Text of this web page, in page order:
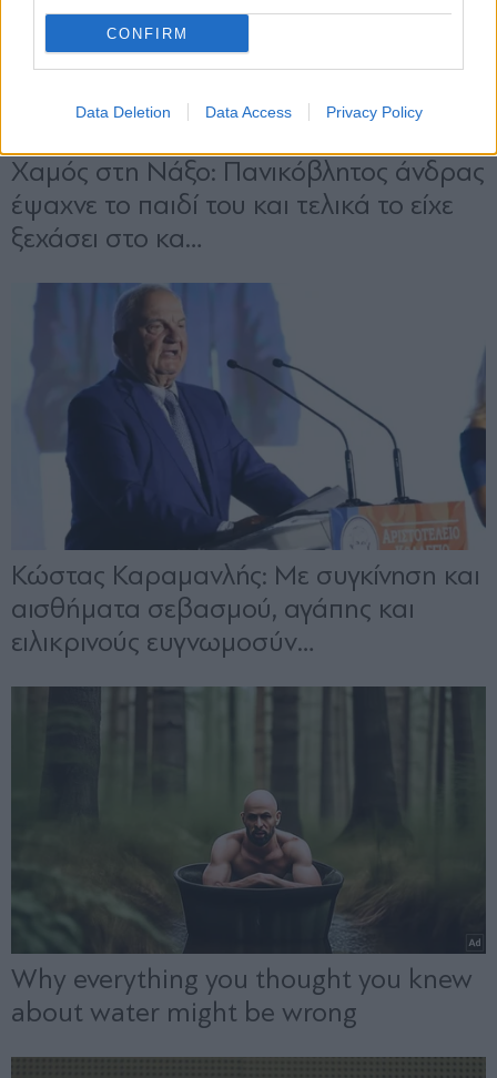
CONFIRM
Data Deletion Data Access Privacy Policy